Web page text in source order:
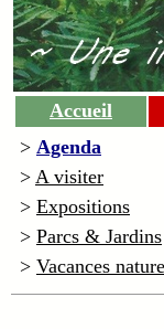
Accueil
> Agenda
> A visiter
> Expositions
> Parcs & Jardins
> Vacances nature